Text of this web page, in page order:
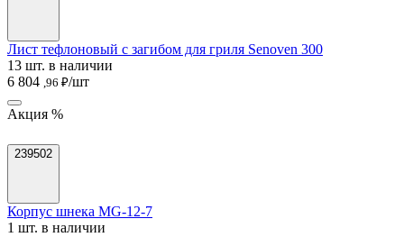
Лист тефлоновый с загибом для гриля Senoven 300
13 шт. в наличии
6 804 ,96 ₽/шт
Акция %
239502
Корпус шнека MG-12-7
1 шт. в наличии